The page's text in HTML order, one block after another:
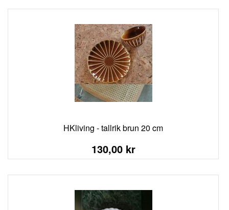
HKliving - tallrik brun 20 cm
130,00 kr